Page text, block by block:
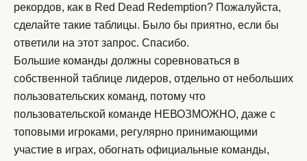
рекордов, как в Red Dead Redemption? Пожалуйста,
сделайте такие таблицы. Было бы приятно, если бы
ответили на этот запрос. Спасибо.
Большие команды должны соревноваться в
собственной таблице лидеров, отдельно от небольших
пользовательских команд, потому что
пользовательской команде НЕВОЗМОЖНО, даже с
топовыми игроками, регулярно принимающими
участие в играх, обогнать официальные команды,